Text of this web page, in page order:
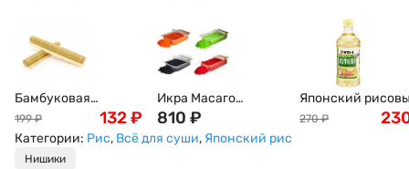
Бамбуковая
циновка (макису),
27x27см
199 ₽ 132₽
Икра Масаго
(Masago), 500г
810 ₽
Японский
уксус Кокумоцу
270 ₽
Категории: Рис, Всё для суши, Японский рис
Нишики